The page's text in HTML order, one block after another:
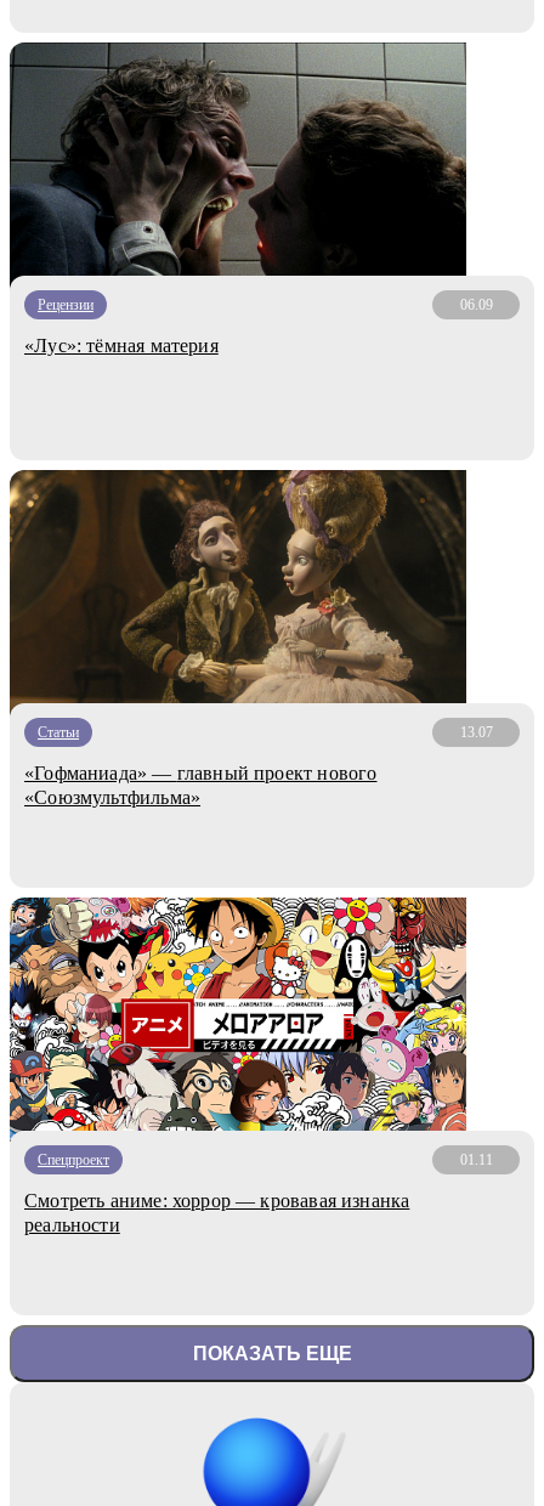
Рецензии 06.09
«Лус»: тёмная материя
Статьи 13.07
«Гофманиада» — главный проект нового
«Союзмультфильма»
Спецпроект 01.11
Смотреть аниме: хоррор — кровавая изнанка
реальности
ПОКАЗАТЬ ЕЩЕ